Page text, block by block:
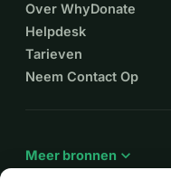
Over WhyDonate
Helpdesk
Tarieven
Neem Contact Op
Meer bronnen expand_more